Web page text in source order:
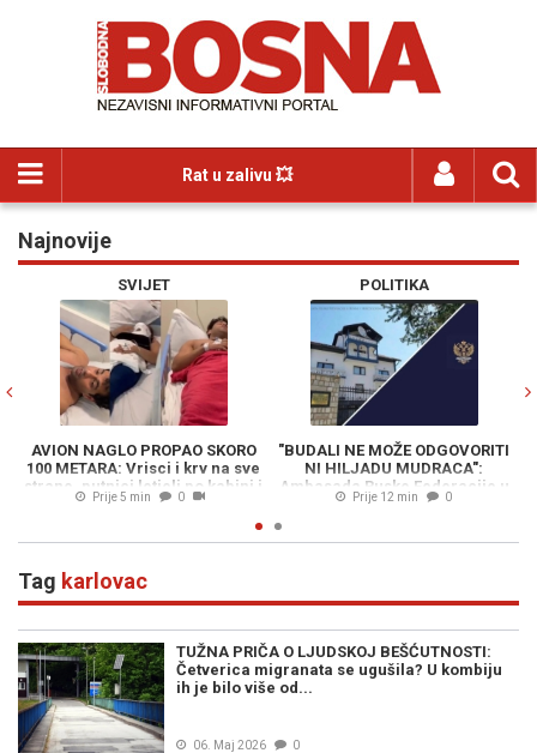
Rat u zalivu 💥
Najnovije
SVIJET
AVION NAGLO PROPAO SKORO
100 METARA: Vrisci i krv na sve
strane, putnici letjeli po kabini i
udarali glavom o plafon (VIDEO)
Prije 5 min 0
POLITIKA
"BUDALI NE MOŽE ODGOVORITI
NI HILJADU MUDRACA":
Ambasada Ruske Federacije u
BiH žestoko i nediplomatski
Blagojevića
Prije 12 min 0
Tag karlovac
TUŽNA PRIČA O LJUDSKOJ BEŠĆUTNOSTI:
Četverica migranata se ugušila? U kombiju
ih je bilo više od...
06. Maj 2026 0